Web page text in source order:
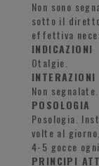
Non sono
sotto il
effettiva
INDICAZIONI
Otalgie.
INTERAZIONI
Non segnalate.
POSOLOGIA
Posologia.
volte al
4-5 gocce
PRINCIPI